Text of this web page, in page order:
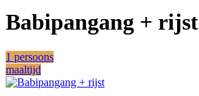
Babipangang + rijst
1 persoons
maaltijd